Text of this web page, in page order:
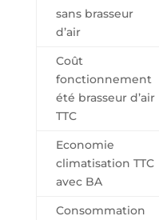
sans brasseur
d’air
Coût
fonctionnement
été brasseur d’air
TTC
Economie
climatisation TTC
avec BA
Consommation